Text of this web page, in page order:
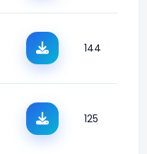
144
125